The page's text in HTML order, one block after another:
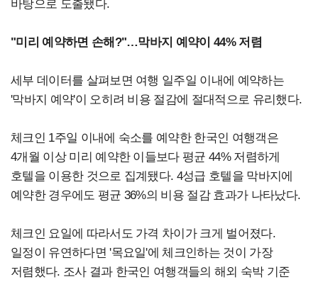
바탕으로 도출됐다.
"미리 예약하면 손해?"…막바지 예약이 44% 저렴
세부 데이터를 살펴보면 여행 일주일 이내에 예약하는
'막바지 예약'이 오히려 비용 절감에 절대적으로 유리했다.
체크인 1주일 이내에 숙소를 예약한 한국인 여행객은
4개월 이상 미리 예약한 이들보다 평균 44% 저렴하게
호텔을 이용한 것으로 집계됐다. 4성급 호텔을 막바지에
예약한 경우에도 평균 36%의 비용 절감 효과가 나타났다.
체크인 요일에 따라서도 가격 차이가 크게 벌어졌다.
일정이 유연하다면 '목요일'에 체크인하는 것이 가장
저렴했다. 조사 결과 한국인 여행객들의 해외 숙박 기준